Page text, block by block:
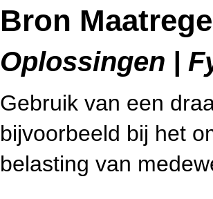
Bron
Oplossingen |
Gebruik van een
bijvoorbeeld bij het
belasting van